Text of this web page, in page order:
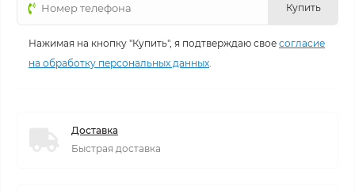
Купить
Нажимая на кнопку "Купить", я подтверждаю свое согласие
на обработку персональных данных
Доставка
Быстрая доставка